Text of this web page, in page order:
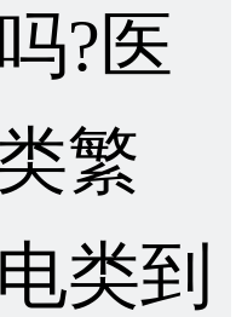
?医
繁
类到